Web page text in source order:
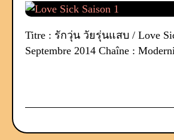
Titre : รักวุ่น วัยรุ่นแสบ / Love
Septembre 2014 Chaîne :